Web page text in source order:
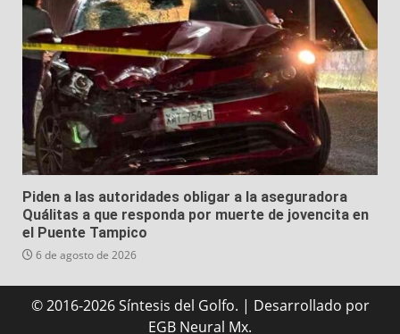
Piden a las autoridades obligar a la aseguradora
Quálitas a que responda por muerte de jovencita en
el Puente Tampico
6 de agosto de 2026
© 2016-2026 Síntesis del Golfo. | Desarrollado por
EGB Neural Mx.